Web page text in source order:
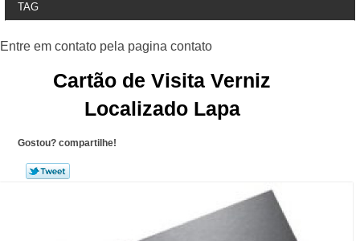
TAG
Cartão de Visita Verniz
Localizado Lapa
Gostou? compartilhe!